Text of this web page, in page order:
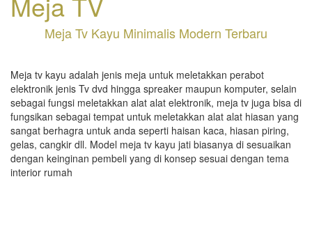
Meja Tv Kayu Minimalis Modern Terbaru
Meja tv kayu adalah jenis meja untuk meletakkan perabot
elektronik jenis Tv dvd hingga spreaker maupun komputer, selain
sebagai fungsi meletakkan alat alat elektronik, meja tv juga bisa di
fungsikan sebagai tempat untuk meletakkan alat alat hiasan yang
sangat berhagra untuk anda seperti haisan kaca, hiasan piring,
gelas, cangkir dll. Model meja tv kayu jati biasanya di sesuaikan
dengan keinginan pembeli yang di konsep sesuai dengan tema
interior rumah